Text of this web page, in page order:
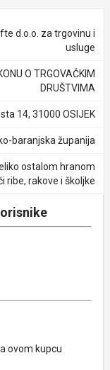
d.o.o. za trgovinu i
usluge
O TRGOVAČKIM
DRUŠTVIMA
14, 31000 OSIJEK
baranjska županija
ostalom hranom
ribe, rakove i školjke
ovom kupcu